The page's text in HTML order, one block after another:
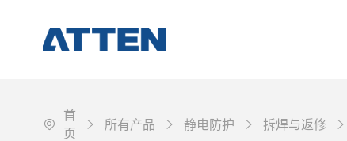
首
页
所有产品 静电防护 拆焊与返修